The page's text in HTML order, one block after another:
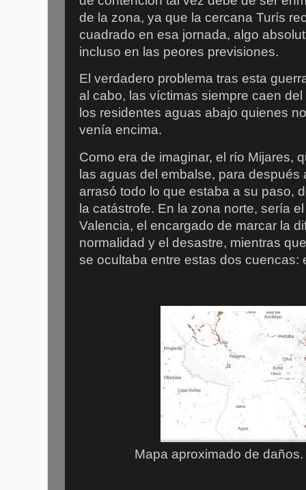
de la zona, ya que la cercana Turís
cuadrado en esa jornada, algo
incluso en las peores previsiones.
El verdadero problema tras esta
al cabo, las víctimas siempre caen
los residentes aguas abajo quienes
venía encima.
Como era de imaginar, el río Mijares,
las aguas del embalse, para después
arrasó todo lo que estaba a su paso,
la catástrofe. En la zona norte, sería
Valencia, el encargado de marcar la
normalidad y el desastre, mientras
se ocultaba entre estas dos
Mapa aproximado de